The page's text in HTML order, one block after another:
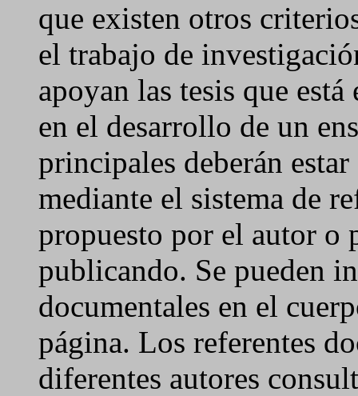
que existen otros
el trabajo de
apoyan las tesis que
en el desarrollo de un
principales deberán
mediante el sistema de
propuesto por el autor o
publicando. Se pueden
documentales en el
página. Los referentes
diferentes autores